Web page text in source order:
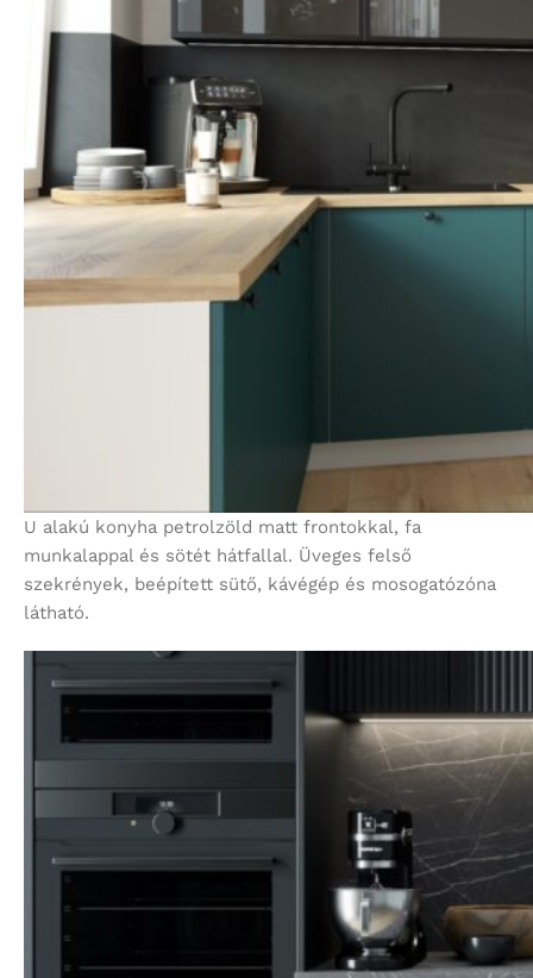
U alakú konyha petrolzöld matt frontokkal, fa
munkalappal és sötét hátfallal. Üveges felső
szekrények, beépített sütő, kávégép és mosogatózóna
látható.